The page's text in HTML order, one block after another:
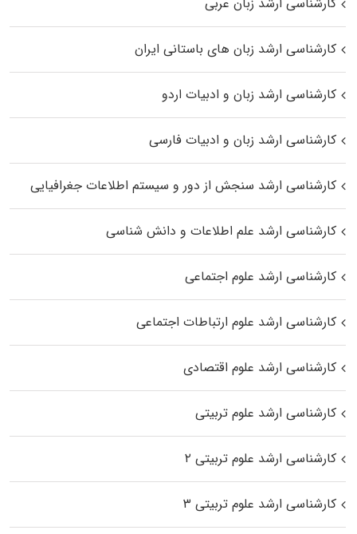
کارشناسی ارشد زبان‌ های باستانی ایران
کارشناسی ارشد زبان و ادبیات اردو
کارشناسی ارشد زبان و ادبیات فارسی
کارشناسی ارشد سنجش از دور و سیستم اطلاعات جغرافیایی
کارشناسی ارشد علم اطلاعات و دانش شناسی
کارشناسی ارشد علوم اجتماعی
کارشناسی ارشد علوم ارتباطات اجتماعی
کارشناسی ارشد علوم اقتصادی
کارشناسی ارشد علوم تربیتی
کارشناسی ارشد علوم تربیتی ۲
کارشناسی ارشد علوم تربیتی ۳